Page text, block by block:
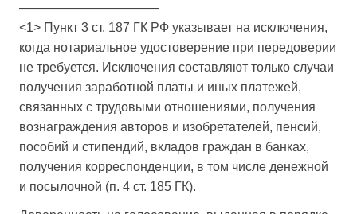
———————————
<1> Пункт 3 ст. 187 ГК РФ указывает на исключения,
когда нотариальное удостоверение при передоверии
не требуется. Исключения составляют только случаи
получения заработной платы и иных платежей,
связанных с трудовыми отношениями, получения
вознаграждения авторов и изобретателей, пенсий,
пособий и стипендий, вкладов граждан в банках,
получения корреспонденции, в том числе денежной
и посылочной (п. 4 ст. 185 ГК).